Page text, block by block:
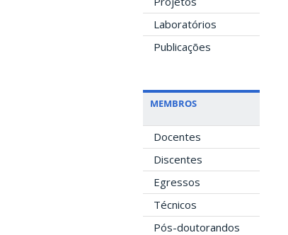
Laboratórios
Publicações
MEMBROS
Docentes
Discentes
Egressos
Técnicos
Pós-doutorandos